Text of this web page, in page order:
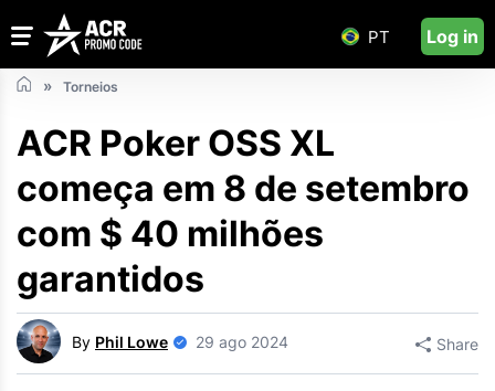
PT Log in
Torneios
ACR Poker OSS XL
começa em 8 de setembro
com $ 40 milhões
garantidos
By Phil Lowe 29 ago 2024 Share